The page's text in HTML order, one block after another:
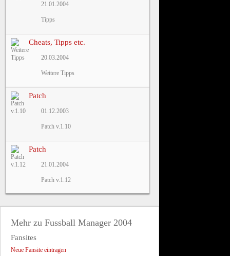
21.01.2004
Tipps
Cheats, Tipps etc.
20.03.2004
Weitere Tipps
Patch
01.12.2003
Patch v.1.10
Patch
21.01.2004
Patch v.1.12
Mehr zu Fussball Manager 2004
Fansites
Neue Fansite eintragen